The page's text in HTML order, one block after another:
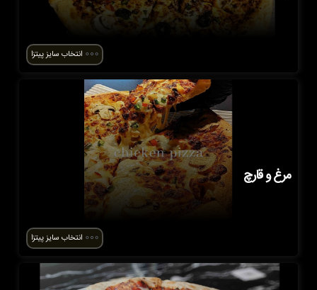
انتخاب سایز پیتزا
مرغ و قارچ
انتخاب سایز پیتزا